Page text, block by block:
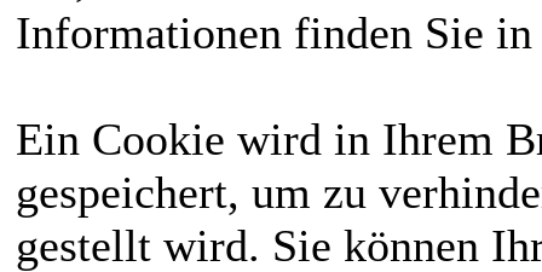
Informationen finden Sie
Ein Cookie wird in Ihrem
gespeichert, um zu
gestellt wird. Sie können